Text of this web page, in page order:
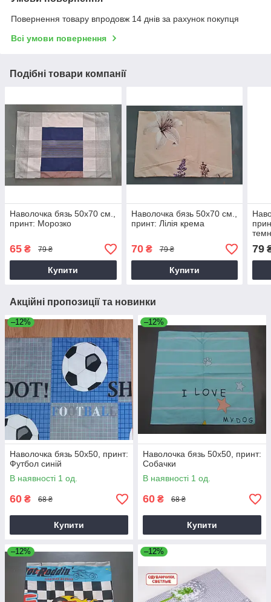
Повернення товару впродовж 14 днів за рахунок покупця
Всі умови повернення
Подібні товари компанії
Наволочка бязь 50х70 см.,
принт: Морозко
65 ₴ 79 ₴
Купити
Наволочка бязь 50х70 см.,
принт: Лілія крема
70₴ 79 ₴
Купити
79
Акційні пропозиції та новинки
–12%
Наволочка бязь 50х50, принт:
Футбол синій
В наявності 1 од.
60 ₴ 68 ₴
Купити
–12%
Наволочка бязь 50х50, принт:
Собачки
В наявності 1 од.
60 ₴ 68 ₴
Купити
–12% –12%